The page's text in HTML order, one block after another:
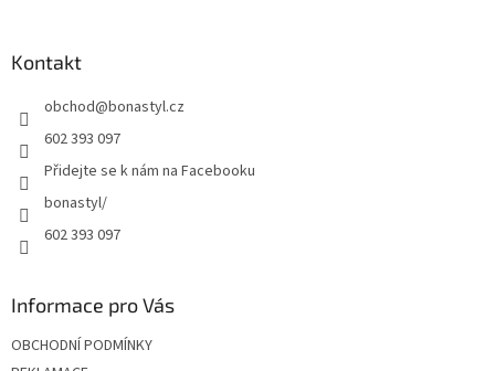
Kontakt
obchod@bonastyl.cz
602 393 097
Přidejte se k nám na Facebooku
bonastyl/
602 393 097
Informace pro Vás
OBCHODNÍ PODMÍNKY